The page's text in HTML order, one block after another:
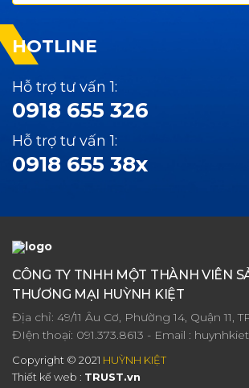
HOTLINE
Hỗ trợ tư vấn 1:
0918 655 326
Hỗ trợ tư vấn 1:
0918 655 38x
CÔNG TY TNHH MỘT THÀNH VIÊN
THƯƠNG MẠI HUỲNH KIỆT
Địa chỉ: 49/11 Âu Cơ, Phường 14, Quận 11,
ĐIện thoại: 091.373.8613 - Email :
Copyright © 2021 HUỲNH KIỆT
Thiết kế web : TRUST.vn